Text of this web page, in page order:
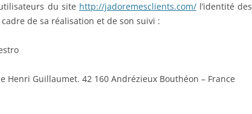
du site http://jadoremesclients.com/l’identité des
de sa réalisation et de son suivi :
Henri Guillaumet. 42 160 Andrézieux Bouthéon – France